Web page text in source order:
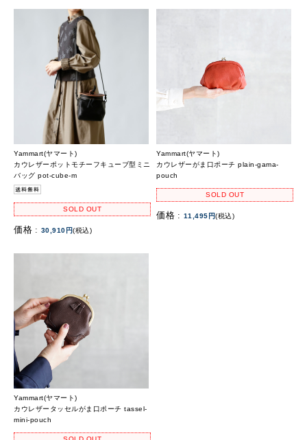
Yammart(ヤマート)
カウレザーポットモチーフキューブ型ミニ
バッグ pot-cube-m
SOLD OUT
価格 : 30,910円(税込)
Yammart(ヤマート)
カウレザーがま口ポーチ plain-gama-
pouch
SOLD OUT
価格 : 11,495円(税込)
Yammart(ヤマート)
カウレザータッセルがま口ポーチ tassel-
mini-pouch